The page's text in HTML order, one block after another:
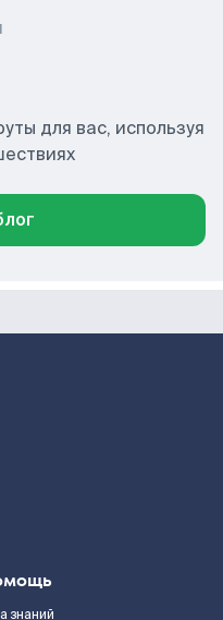
для вас, используя
знаний